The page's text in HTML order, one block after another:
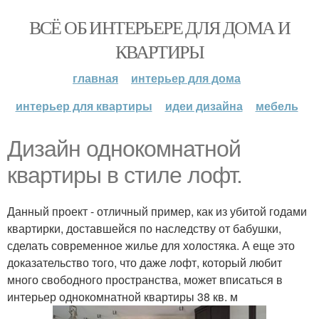
ВСЁ ОБ ИНТЕРЬЕРЕ ДЛЯ ДОМА И
КВАРТИРЫ
главная
интерьер для дома
интерьер для квартиры
идеи дизайна мебель
Дизайн однокомнатной
квартиры в стиле лофт.
Данный проект - отличный пример, как из убитой годами
квартирки, доставшейся по наследству от бабушки,
сделать современное жилье для холостяка. А еще это
доказательство того, что даже лофт, который любит
много свободного пространства, может вписаться в
интерьер однокомнатной квартиры 38 кв. м